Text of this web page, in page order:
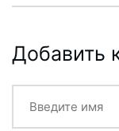
Добавить